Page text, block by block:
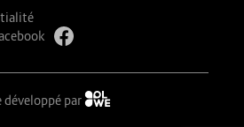
développé par